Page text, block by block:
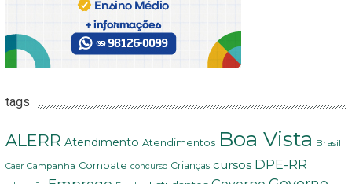
tags
ALERR Atendimento Atendimentos Boa Vista Brasil
Caer Campanha Combate concurso Crianças cursos DPE-RR